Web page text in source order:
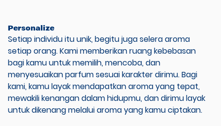
Personalize
Setiap individu itu unik, begitu juga selera aroma
setiap orang. Kami memberikan ruang kebebasan
bagi kamu untuk memilih, mencoba, dan
menyesuaikan parfum sesuai karakter dirimu. Bagi
kami, kamu layak mendapatkan aroma yang tepat,
mewakili kenangan dalam hidupmu, dan dirimu layak
untuk dikenang melalui aroma yang kamu ciptakan.